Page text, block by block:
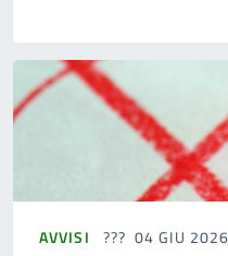
AVVISI 04 GIU 2026